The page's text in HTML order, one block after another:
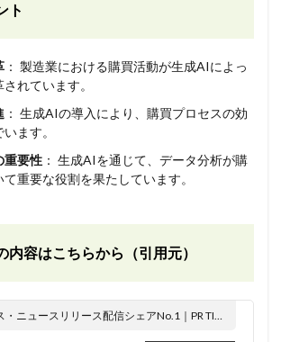
ト
： 製造業における購買活動が生成AIによっ
れています。
： 生成AIの導入により、購買プロセスの効
ます。
重要性 ： 生成AIを通じて、データ分析が購
重要な役割を果たしています。
内容はこちらから（引用元）
ニュースリリース配信シェアNo.1｜PR TIMES